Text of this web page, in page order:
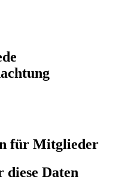
für Mitglieder
Daten